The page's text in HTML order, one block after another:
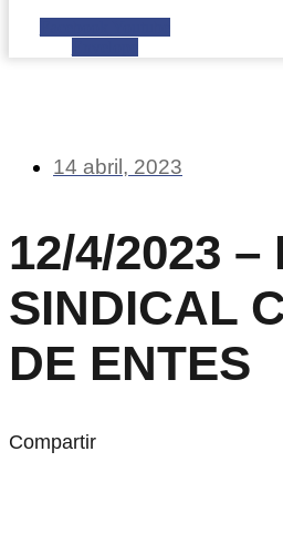
14 abril, 2023
12/4/2023
SINDICAL
DE ENTES
Compartir